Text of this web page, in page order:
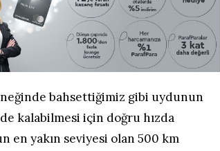
bahsettiğimiz gibi uydunun
kalabilmesi için doğru hızda
en yakın seviyesi olan 500 km